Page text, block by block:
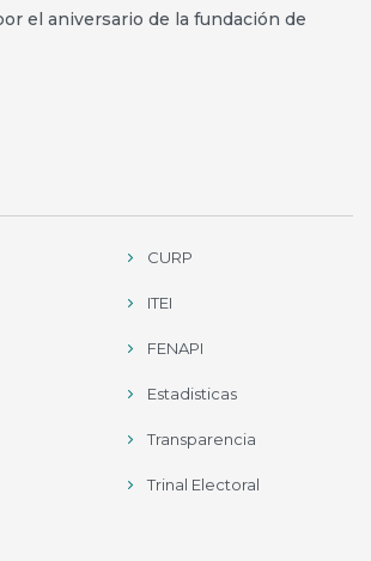
el aniversario de la fundación de
CURP
ITEI
FENAPI
Estadisticas
Transparencia
Trinal Electoral